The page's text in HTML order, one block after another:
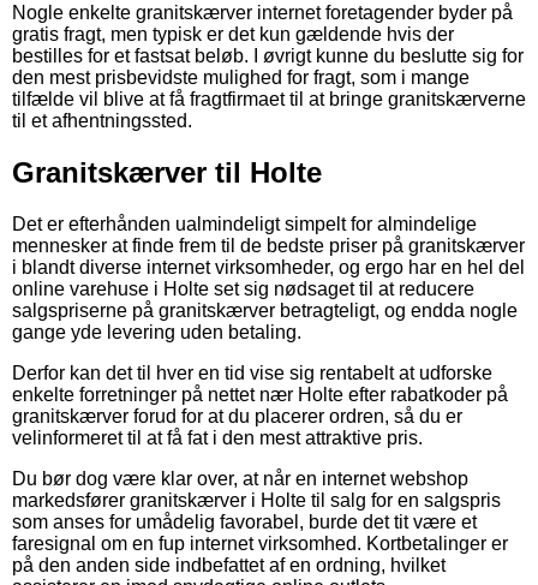
Nogle enkelte granitskærver internet foretagender byder på
gratis fragt, men typisk er det kun gældende hvis der
bestilles for et fastsat beløb. I øvrigt kunne du beslutte sig for
den mest prisbevidste mulighed for fragt, som i mange
tilfælde vil blive at få fragtfirmaet til at bringe granitskærverne
til et afhentningssted.
Granitskærver til Holte
Det er efterhånden ualmindeligt simpelt for almindelige
mennesker at finde frem til de bedste priser på granitskærver
i blandt diverse internet virksomheder, og ergo har en hel del
online varehuse i Holte set sig nødsaget til at reducere
salgspriserne på granitskærver betragteligt, og endda nogle
gange yde levering uden betaling.
Derfor kan det til hver en tid vise sig rentabelt at udforske
enkelte forretninger på nettet nær Holte efter rabatkoder på
granitskærver forud for at du placerer ordren, så du er
velinformeret til at få fat i den mest attraktive pris.
Du bør dog være klar over, at når en internet webshop
markedsfører granitskærver i Holte til salg for en salgspris
som anses for umådelig favorabel, burde det tit være et
faresignal om en fup internet virksomhed. Kortbetalinger er
på den anden side indbefattet af en ordning, hvilket